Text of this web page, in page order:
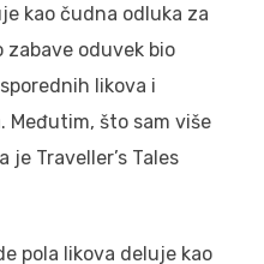
kao čudna odluka za
zabave oduvek bio
likova i
Međutim, što sam više
je Traveller’s Tales
pola likova deluje kao